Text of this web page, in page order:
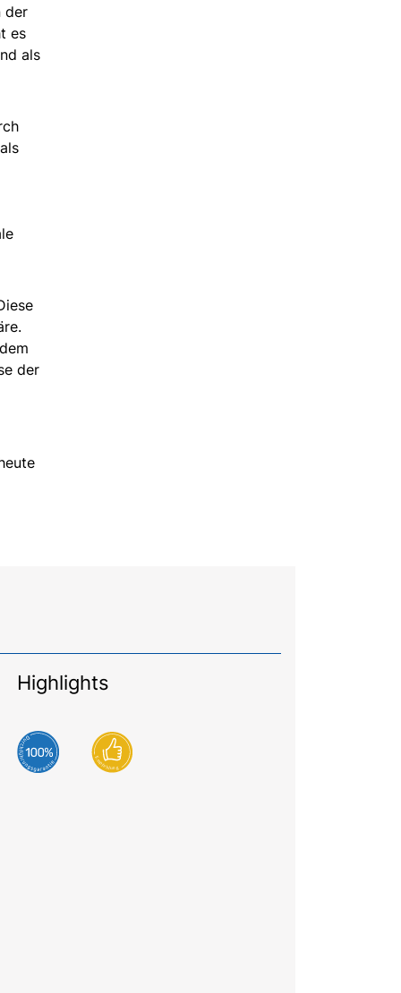
der
es
als
der
Highlights